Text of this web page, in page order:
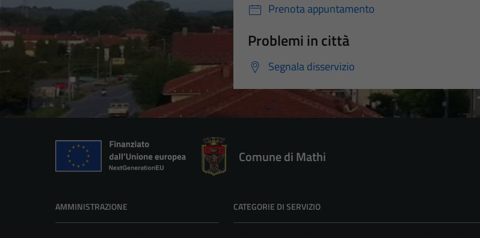
Prenota appuntamento
Problemi in città
Segnala disservizio
Comune di Mathi
AMMINISTRAZIONE CATEGORIE DI SERVIZIO